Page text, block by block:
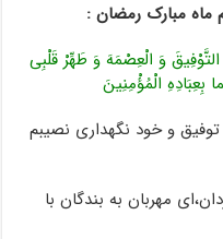
ماه مبارک رمضان :
وَ الْعِصْمَهَ وَ طَهِّرْ قَلْبِی
بِعِبَادِهِ الْمُؤْمِنِینَ
توفیق و خود نگهدارى نصیبم
مهربان به بندگان‏ با